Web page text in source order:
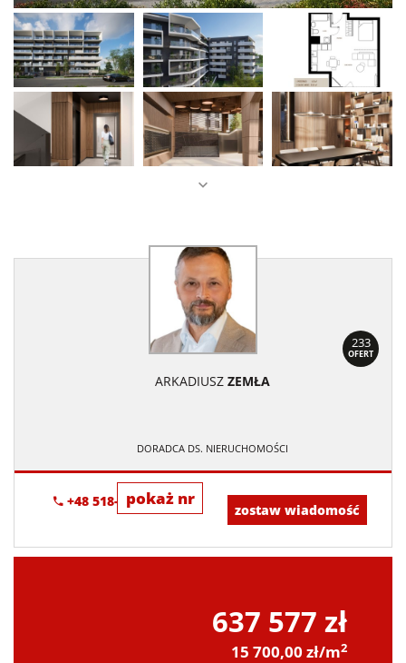
233
OFERT
ARKADIUSZ ZEMŁA
DORADCA DS. NIERUCHOMOŚCI
pokaż nr
+48 518-706-552
zostaw wiadomość
637 577 zł
15 700,00 zł/m2